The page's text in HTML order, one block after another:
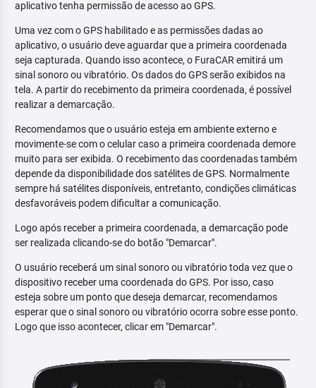
aplicativo tenha permissão de acesso ao GPS.
Uma vez com o GPS habilitado e as permissões dadas ao
aplicativo, o usuário deve aguardar que a primeira coordenada
seja capturada. Quando isso acontece, o FuraCAR emitirá um
sinal sonoro ou vibratório. Os dados do GPS serão exibidos na
tela. A partir do recebimento da primeira coordenada, é possível
realizar a demarcação.
Recomendamos que o usuário esteja em ambiente externo e
movimente-se com o celular caso a primeira coordenada demore
muito para ser exibida. O recebimento das coordenadas também
depende da disponibilidade dos satélites de GPS. Normalmente
sempre há satélites disponíveis, entretanto, condições climáticas
desfavoráveis podem dificultar a comunicação.
Logo após receber a primeira coordenada, a demarcação pode
ser realizada clicando-se do botão "Demarcar".
O usuário receberá um sinal sonoro ou vibratório toda vez que o
dispositivo receber uma coordenada do GPS. Por isso, caso
esteja sobre um ponto que deseja demarcar, recomendamos
esperar que o sinal sonoro ou vibratório ocorra sobre esse ponto.
Logo que isso acontecer, clicar em "Demarcar".